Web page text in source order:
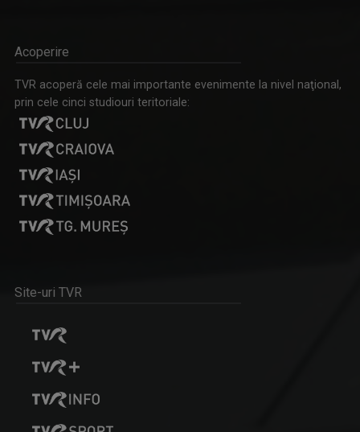
IONEL LESPUC
Prezintă emisiunea "Față în față"
Acoperire
TVR acoperă cele mai importante evenimente la nivel naţional,
prin cele cinci studiouri teritoriale:
Site-uri TVR